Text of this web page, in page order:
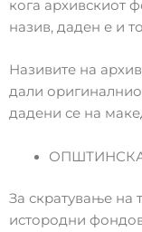
кога архивскиот
назив, даден е и
Називите на
дали
дадени се на
За скратување на
истородни